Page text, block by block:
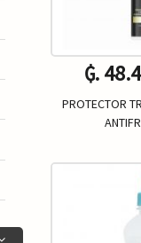
₲.
PROTECTOR